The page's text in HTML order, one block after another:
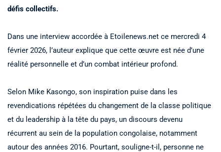
défis collectifs.
Dans une interview accordée à Etoilenews.net ce mercredi 4
février 2026, l’auteur explique que cette œuvre est née d’une
réalité personnelle et d’un combat intérieur profond.
Selon Mike Kasongo, son inspiration puise dans les
revendications répétées du changement de la classe politique
et du leadership à la tête du pays, un discours devenu
récurrent au sein de la population congolaise, notamment
autour des années 2016. Pourtant, souligne-t-il, personne ne